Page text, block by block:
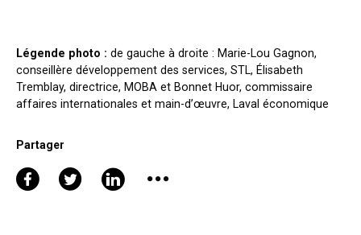
Légende photo : de gauche à droite : Marie-Lou Gagnon,
conseillère développement des services, STL, Élisabeth
Tremblay, directrice, MOBA et Bonnet Huor, commissaire
affaires internationales et main-d’œuvre, Laval économique
Partager